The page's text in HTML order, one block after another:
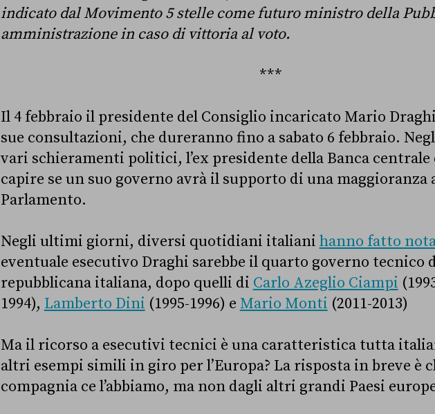
indicato dal Movimento 5 stelle come futuro ministro della
amministrazione in caso di vittoria al voto.
***
Il 4 febbraio il presidente del Consiglio incaricato Mario Draghi
sue consultazioni, che dureranno fino a sabato 6 febbraio.
vari schieramenti politici, l’ex presidente della Banca centrale
capire se un suo governo avrà il supporto di una maggioranza
Parlamento.
Negli ultimi giorni, diversi quotidiani italiani hanno fatto
eventuale esecutivo Draghi sarebbe il quarto governo tecnico
repubblicana italiana, dopo quelli di Carlo Azeglio Ciampi
1994), Lamberto Dini (1995-1996) e Mario Monti (2011-2013)
Ma il ricorso a esecutivi tecnici è una caratteristica tutta
altri esempi simili in giro per l’Europa? La risposta in breve è
compagnia ce l’abbiamo, ma non dagli altri grandi Paesi